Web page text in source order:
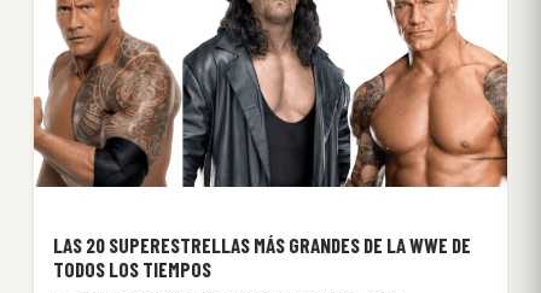
LAS 20 SUPERESTRELLAS MÁS GRANDES DE LA WWE DE
TODOS LOS TIEMPOS